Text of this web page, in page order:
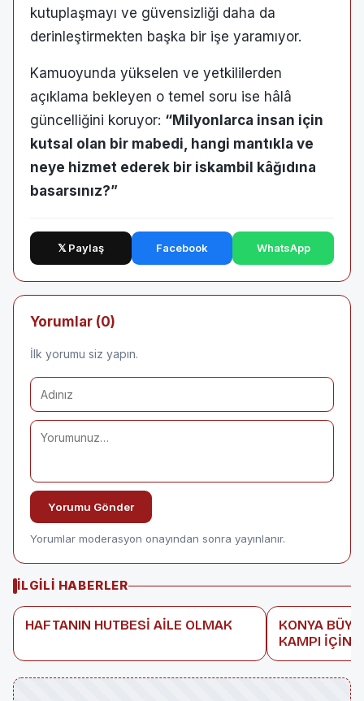
kutuplaşmayı ve güvensizliği daha da
derinleştirmekten başka bir işe yaramıyor.
Kamuoyunda yükselen ve yetkililerden
açıklama bekleyen o temel soru ise hâlâ
güncelliğini koruyor: “Milyonlarca insan için
kutsal olan bir mabedi, hangi mantıkla ve
neye hizmet ederek bir iskambil kâğıdına
basarsınız?”
𝕏 Paylaş Facebook WhatsApp
Yorumlar (0)
İlk yorumu siz yapın.
Yorumu Gönder
Yorumlar moderasyon onayından sonra yayınlanır.
İLGILI HABERLER
HAFTANIN HUTBESİ AİLE OLMAK
KONYA
KAMPI İÇİN